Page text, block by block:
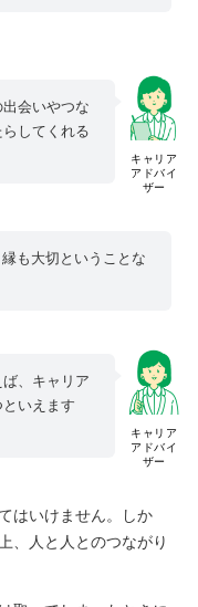
キャリア
アドバイ
ザー
会いやつな
してくれる
も大切ということな
キャリア
アドバイ
ザー
、キャリア
いえます
はいけません。しか
、人と人とのつながり